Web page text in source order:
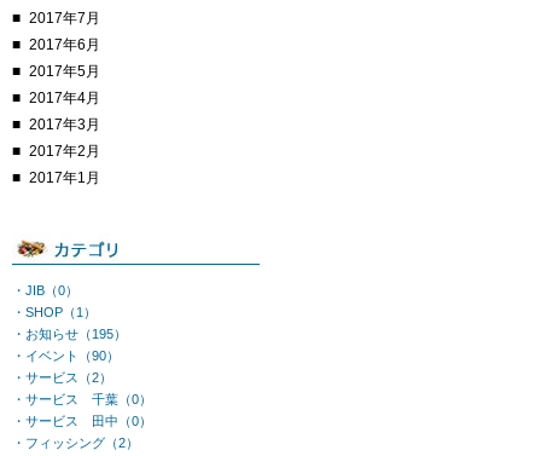
2017年7月
2017年6月
2017年5月
2017年4月
2017年3月
2017年2月
2017年1月
・JIB（0）
・SHOP（1）
・お知らせ（195）
・イベント（90）
・サービス（2）
・サービス 千葉（0）
・サービス 田中（0）
・フィッシング（2）